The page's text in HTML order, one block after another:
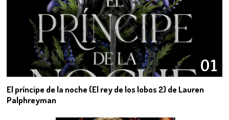
01
El príncipe de la noche (El rey de los lobos 2) de Lauren
Palphreyman